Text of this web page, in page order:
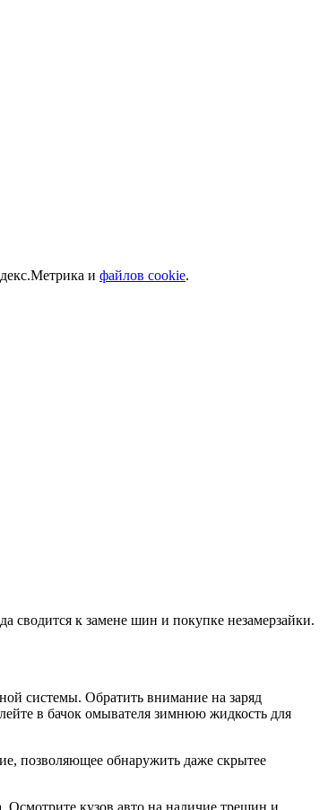
и файлов cookie.
сводится к замене шин и покупке незамерзайки.
системы. Обратить внимание на заряд
в бачок омывателя зимнюю жидкость для
позволяющее обнаружить даже скрытее
Осмотрите кузов авто на наличие трещин и